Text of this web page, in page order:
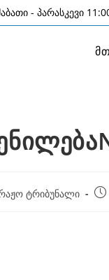
- პარასკევი
ტრიბუნალი
Post